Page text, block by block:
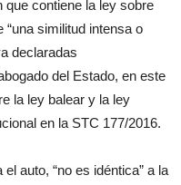
que contiene la ley sobre
similitud intensa o
declaradas
del Estado, en este
la ley balear y la ley
en la STC 177/2016.
auto, “no es idéntica” a la